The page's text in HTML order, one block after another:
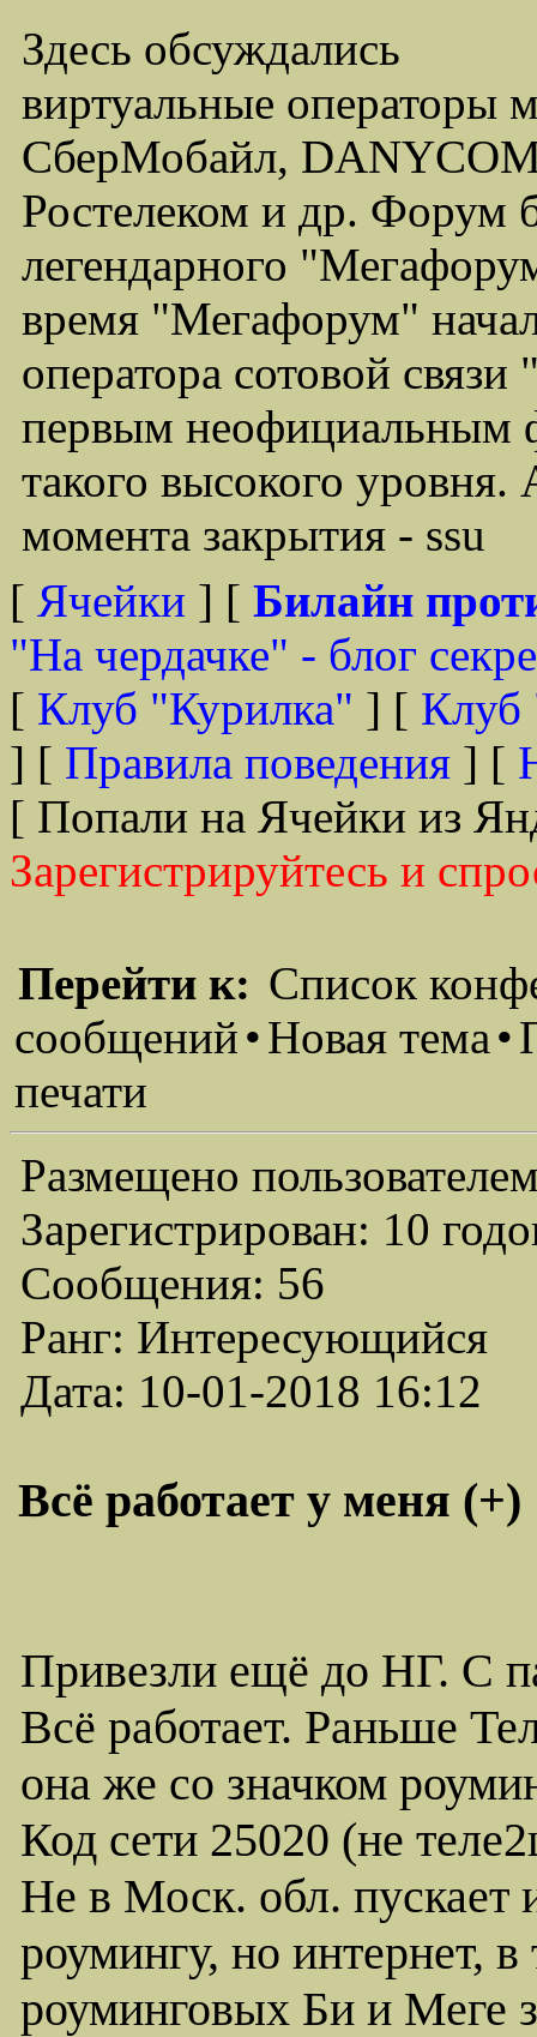
Здесь обсуждались
виртуальные операторы
СберМобайл,
Ростелеком и др. Форум
легендарного
время "Мегафорум"
оператора сотовой
первым неофициальным
такого высокого
момента закрытия - ssu
[ Ячейки ] [ Билайн
"На чердачке" - блог
[ Клуб "Курилка" ] [ Клуб
] [ Правила поведения ] [
[ Попали на Ячейки из
Зарегистрируйтесь и
Перейти к: Список
сообщений•Новая тема•
печати
Размещено
Зарегистрирован: 10
Сообщения: 56
Ранг: Интересующийся
Дата: 10-01-2018 16:12
Всё работает у меня (+)
Привезли ещё до НГ. С
Всё работает. Раньше
она же со значком
Код сети 25020 (не
Не в Моск. обл.
роумингу, но интернет,
роуминговых Би и Меге